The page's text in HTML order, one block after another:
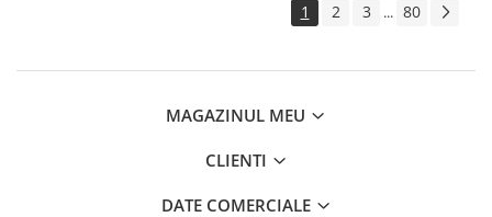
1 2 3 ... 80
MAGAZINUL MEU
CLIENTI
DATE COMERCIALE